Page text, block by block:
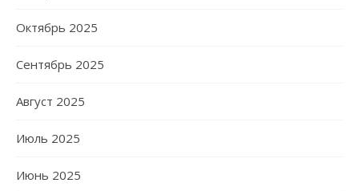
Октябрь 2025
Сентябрь 2025
Август 2025
Июль 2025
Июнь 2025